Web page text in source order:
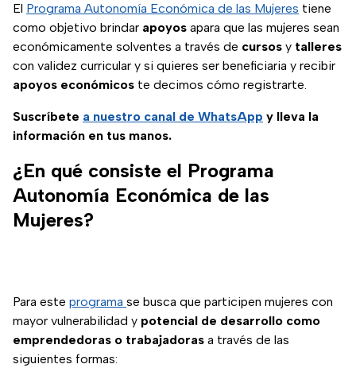
El Programa Autonomía Económica de las Mujeres tiene
como objetivo brindar apoyos apara que las mujeres sean
económicamente solventes a través de cursos y talleres
con validez curricular y si quieres ser beneficiaria y recibir
apoyos económicos te decimos cómo registrarte.
Suscríbete a nuestro canal de WhatsApp y lleva la
información en tus manos.
¿En qué consiste el Programa
Autonomía Económica de las
Mujeres?
Para este programa se busca que participen mujeres con
mayor vulnerabilidad y potencial de desarrollo como
emprendedoras o trabajadoras a través de las
siguientes formas: